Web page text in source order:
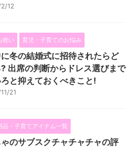
12
祝い 育児・子育てのお悩み
冬の結婚式に招待されたらど
? 出席の判断からドレス選びまで
と抑えておくべきこと!
21
品・子育てアイテム一覧
のサブスクチャチャチャの評